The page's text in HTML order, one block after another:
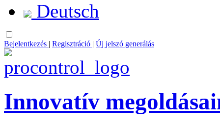
Deutsch
Bejelentkezés | Regisztráció | Új jelszó generálás
Innovatív